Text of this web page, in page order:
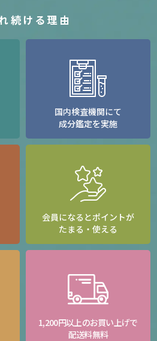
続ける理由
国内検査機関にて
成分鑑定を実施
会員になるとポイントが
たまる・使える
1,200円以上のお買い上げで
配送料無料